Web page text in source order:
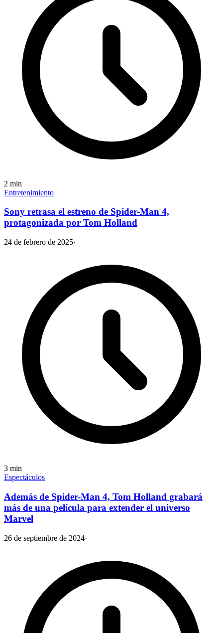
2 min
Entretenimiento
Sony retrasa el estreno de Spider-Man 4,
protagonizada por Tom Holland
24 de febrero de 2025·
3 min
Espectáculos
Además de Spider-Man 4, Tom Holland grabará
más de una película para extender el universo
Marvel
26 de septiembre de 2024·